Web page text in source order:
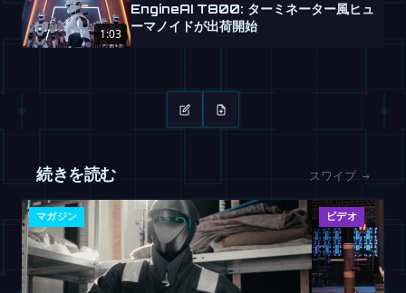
1:03
EngineAI T800: ターミネーター風ヒュ
ーマノイドが出荷開始
続きを読む スワイプ →
マガジン ビデオ